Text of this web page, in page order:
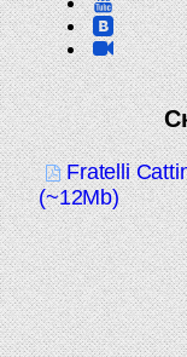
Fratelli
(~12Mb)